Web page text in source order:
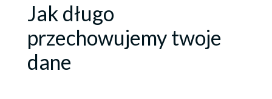
Jak długo
przechowujemy twoje
dane